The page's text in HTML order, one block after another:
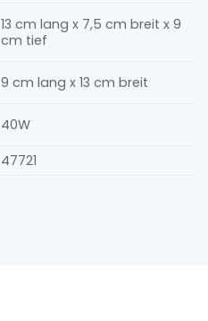
13 cm lang x 7,5 cm breit x 9
cm tief
9 cm lang x 13 cm breit
40W
47721